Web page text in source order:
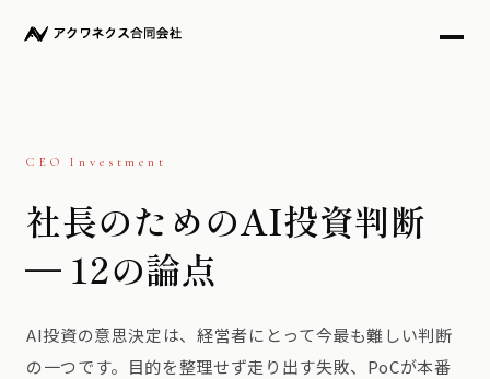
CEO Investment
社長のためのAI投資判断
— 12の論点
AI投資の意思決定は、経営者にとって今最も難しい判断
の一つです。目的を整理せず走り出す失敗、PoCが本番